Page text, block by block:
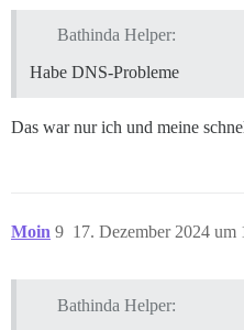
Bathinda Helper:
Habe DNS-Probleme
Das war nur ich und meine
Moin 17. Dezember 2024 um
9
Bathinda Helper: